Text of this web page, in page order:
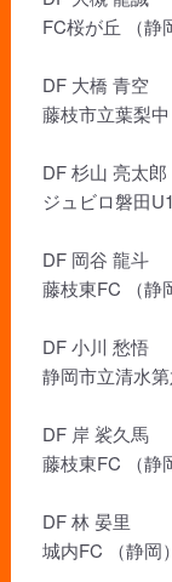
FC桜が丘 （静
DF 大橋 青空
藤枝市立葉梨中
DF 杉山 亮太郎
ジュビロ磐田
DF 岡谷 龍斗
藤枝東FC （静
DF 小川 愁悟
静岡市立清水第
DF 岸 裟久馬
藤枝東FC （静
DF 林 晏里
城内FC （静岡）